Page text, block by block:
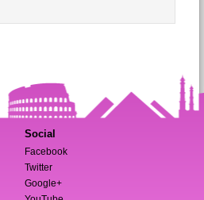
Social
Facebook
Twitter
Google+